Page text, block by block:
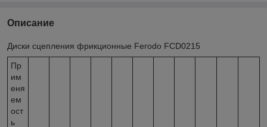
Описание
Диски сцепления фрикционные Ferodo FCD0215
Пр
им
еня
ем
ост
ь